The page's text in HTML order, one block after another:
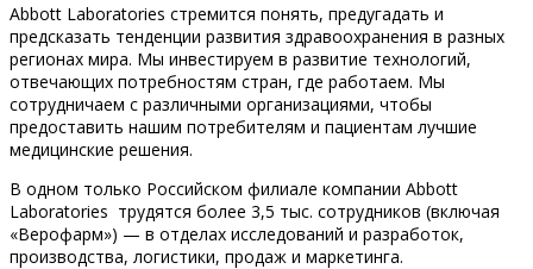
Abbott Laboratories стремится понять, предугадать и
предсказать тенденции развития здравоохранения в разных
регионах мира. Мы инвестируем в развитие технологий,
отвечающих потребностям стран, где работаем. Мы
сотрудничаем с различными организациями, чтобы
предоставить нашим потребителям и пациентам лучшие
медицинские решения.
В одном только Российском филиале компании Abbott
Laboratories трудятся более 3,5 тыс. сотрудников (включая
«Верофарм») — в отделах исследований и разработок,
производства, логистики, продаж и маркетинга.